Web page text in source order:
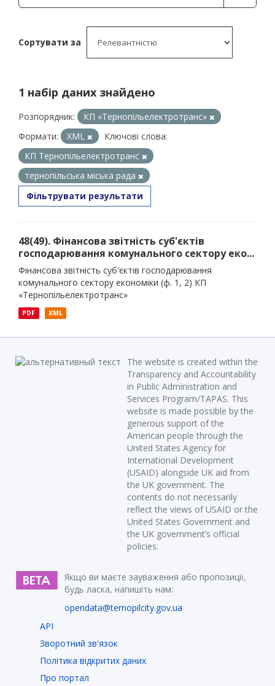
Сортувати за
1 набір даних знайдено
Розпорядник:
КП «Тернопільелектротранс»
Формати:
XML
Ключові слова:
КП Тернопільелектротранс
тернопільська міська рада
Фільтрувати результати
48(49). Фінансова звітність суб'єктів
господарювання комунального сектору еко...
Фінансова звітність суб'єктів господарювання
комунального сектору економіки (ф. 1, 2) КП
«Тернопільелектротранс»
PDF XML
The website is created within the
Transparency and Accountability
in Public Administration and
Services Program/TAPAS. This
website is made possible by the
generous support of the
American people through the
United States Agency for
International Development
(USAID) alongside UK aid from
the UK government. The
contents do not necessarily
reflect the views of USAID or the
United States Government and
the UK government’s official
policies.
Якщо ви маєте зауваження або пропозиції,
будь ласка, напишіть нам:
opendata@ternopilcity.gov.ua
API
Зворотний зв'язок
Політика відкритих даних
Про портал